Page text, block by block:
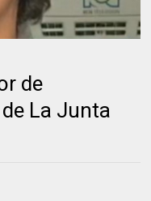
de
La Junta